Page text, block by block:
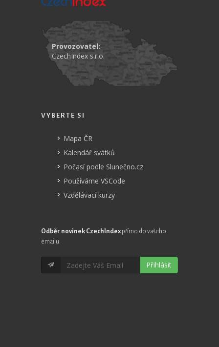
Provozovatel:
CzechIndex s.r.o.
VYBERTE SI
Mapa ČR
Kalendář svátků
Počasí podle Slunečno.cz
Používáme VSCode
Vzdělávací kurzy
Odběr novinek CzechIndex přímo do vašeho
emailu
Přihlásit